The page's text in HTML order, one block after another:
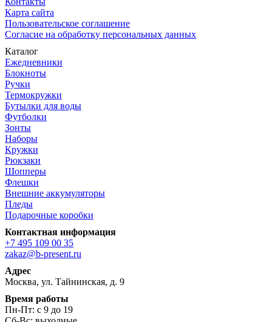
Карта сайта
Пользовательское соглашение
Согласие на обработку персональных данных
Каталог
Ежедневники
Блокноты
Ручки
Термокружки
Бутылки для воды
Футболки
Зонты
Наборы
Кружки
Рюкзаки
Шопперы
Флешки
Внешние аккумуляторы
Пледы
Подарочные коробки
Контактная информация
+7 495 109 00 35
zakaz@b-present.ru
Адрес
Москва, ул. Тайнинская, д. 9
Время работы
Пн-Пт: с 9 до 19